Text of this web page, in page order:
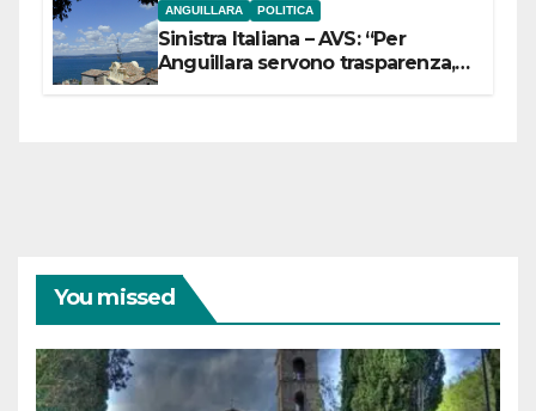
ANGUILLARA POLITICA
Sinistra Italiana – AVS: “Per
Anguillara servono trasparenza,
You missed